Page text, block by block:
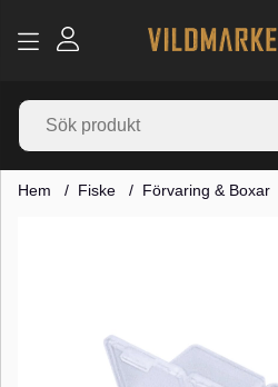
Hem Fiske Förvaring & Boxar